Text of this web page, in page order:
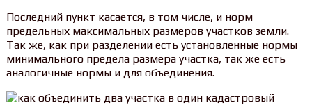
Последний пункт касается, в том числе, и норм
предельных максимальных размеров участков земли.
Так же, как при разделении есть установленные нормы
минимального предела размера участка, так же есть
аналогичные нормы и для объединения.